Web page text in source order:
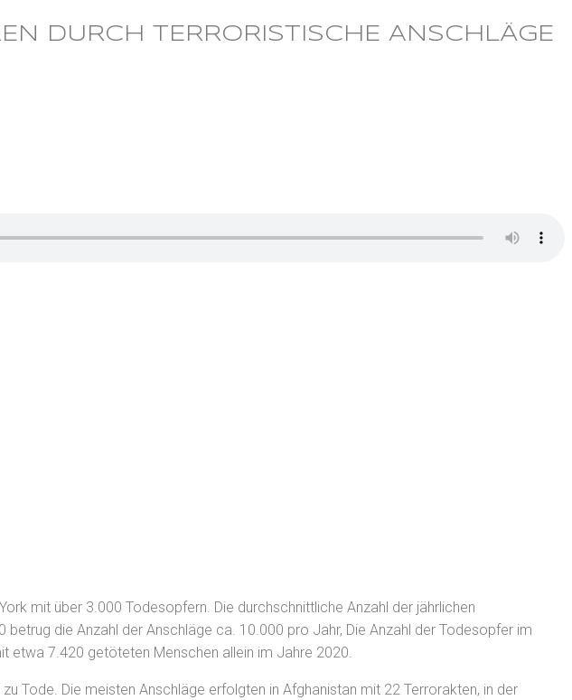
DURCH TERRORISTISCHE ANSCHLÄGE
mit über 3.000 Todesopfern. Die durchschnittliche Anzahl der jährlichen
die Anzahl der Anschläge ca. 10.000 pro Jahr, Die Anzahl der Todesopfer im
etwa 7.420 getöteten Menschen allein im Jahre 2020.
Tode. Die meisten Anschläge erfolgten in Afghanistan mit 22 Terrorakten, in der